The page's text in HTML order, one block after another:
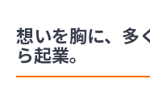
想いを胸に、多
ら起業。